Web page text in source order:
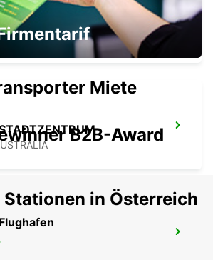
Miete
B2B-Award
Stationen in Österreich